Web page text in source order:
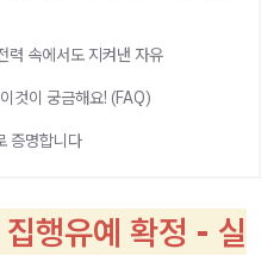
력 속에서도 지켜낸 자유
것이 궁금해요! (FAQ)
증명합니다
행유예 확정 - 실